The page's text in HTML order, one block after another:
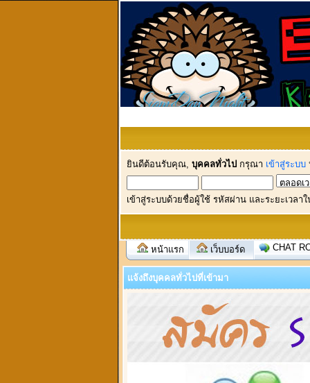
ยินดีต้อนรับคุณ, บุคคลทั่วไป กรุณา เข้าสู่ระบบ
เข้าสู่ระบบด้วยชื่อผู้ใช้ รหัสผ่าน และระยะเวลา
หน้าแรก เว็บบอร์ด CHAT
แจ้งถึงบุคคลทั่วไปที่เข้ามา